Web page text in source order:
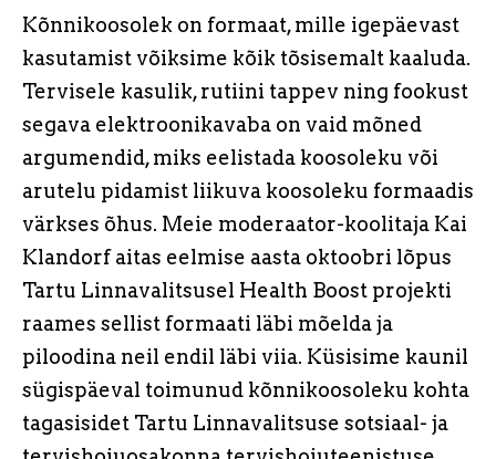
Kõnnikoosolek on formaat, mille igepäevast
kasutamist võiksime kõik tõsisemalt kaaluda.
Tervisele kasulik, rutiini tappev ning fookust
segava elektroonikavaba on vaid mõned
argumendid, miks eelistada koosoleku või
arutelu pidamist liikuva koosoleku formaadis
värkses õhus. Meie moderaator-koolitaja Kai
Klandorf aitas eelmise aasta oktoobri lõpus
Tartu Linnavalitsusel Health Boost projekti
raames sellist formaati läbi mõelda ja
piloodina neil endil läbi viia. Küsisime kaunil
sügispäeval toimunud kõnnikoosoleku kohta
tagasisidet Tartu Linnavalitsuse sotsiaal- ja